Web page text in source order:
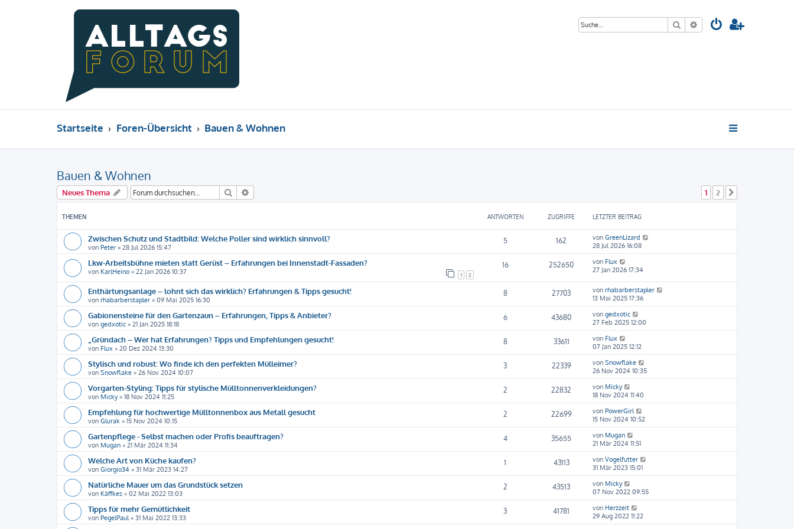
Suche Erweiterte Suche
Startseite Foren-Übersicht Bauen & Wohnen
Bauen & Wohnen
Neues Thema Suche 1 2
THEMEN ANTWORTEN ZUGRIFFE LETZTER BEITRAG
Zwischen Schutz und Stadtbild: Welche Poller sind wirklich sinnvoll?
von Peter » 28 Jul 2026 15:47
5 162 von GreenLizard
28 Jul 2026 16:08
Lkw-Arbeitsbühne mieten statt Gerüst – Erfahrungen bei Innenstadt-Fassaden?
von KarlHeino » 22 Jan 2026 10:37 1 2
16 252650 von Flux
27 Jan 2026 17:34
Enthärtungsanlage – lohnt sich das wirklich? Erfahrungen & Tipps gesucht!
von rhabarberstapler » 09 Mai 2025 16:30
8 27703 von rhabarberstapler
13 Mai 2025 17:36
Gabionensteine für den Gartenzaun – Erfahrungen, Tipps & Anbieter?
von gedxotic » 21 Jan 2025 18:18
6 43680 von gedxotic
27 Feb 2025 12:00
„Gründach – Wer hat Erfahrungen? Tipps und Empfehlungen gesucht!
von Flux » 20 Dez 2024 13:30
8 33611 von Flux
07 Jan 2025 12:12
Stylisch und robust: Wo finde ich den perfekten Mülleimer?
von Snowflake » 26 Nov 2024 10:07
3 22339 von Snowflake
26 Nov 2024 10:35
Vorgarten-Styling: Tipps für stylische Mülltonnenverkleidungen?
von Micky» 18 Nov 2024 11:25
2 22832 von Micky
18 Nov 2024 11:40
Empfehlung für hochwertige Mülltonnenbox aus Metall gesucht
von Glurak » 15 Nov 2024 10:15
2 22699 von PowerGirl
15 Nov 2024 10:52
Gartenpflege - Selbst machen oder Profis beauftragen?
von Mugan » 21 Mär 2024 11:34
4 35655 von Mugan
21 Mär 2024 11:51
Welche Art von Küche kaufen?
von Giorgio34 » 31 Mär 2023 14:27
1 43113 von Vogelfutter
31 Mär 2023 15:01
Natürliche Mauer um das Grundstück setzen
von Käffkes » 02 Mai 2022 13:03
2 43513 von Micky
07 Nov 2022 09:55
Tipps für mehr Gemütlichkeit
von PegelPaul» 31 Mai 2022 13:33
3 41781 von Herzzeit
29 Aug 2022 11:22